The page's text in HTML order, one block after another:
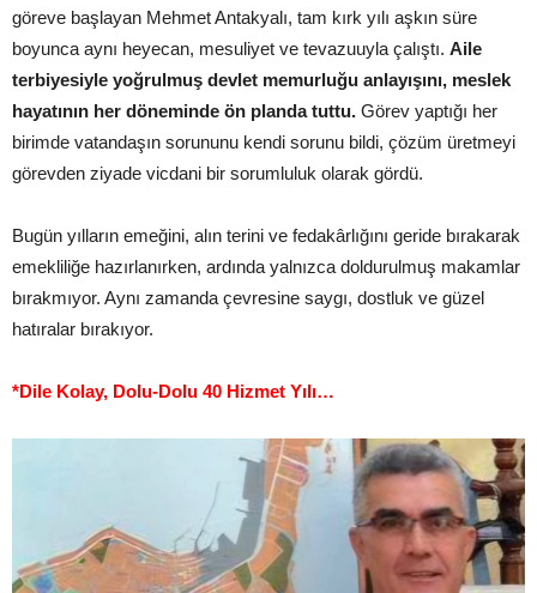
göreve başlayan Mehmet Antakyalı, tam kırk yılı aşkın süre
boyunca aynı heyecan, mesuliyet ve tevazuuyla çalıştı. Aile
terbiyesiyle yoğrulmuş devlet memurluğu anlayışını, meslek
hayatının her döneminde ön planda tuttu. Görev yaptığı her
birimde vatandaşın sorununu kendi sorunu bildi, çözüm üretmeyi
görevden ziyade vicdani bir sorumluluk olarak gördü.
Bugün yılların emeğini, alın terini ve fedakârlığını geride bırakarak
emekliliğe hazırlanırken, ardında yalnızca doldurulmuş makamlar
bırakmıyor. Aynı zamanda çevresine saygı, dostluk ve güzel
hatıralar bırakıyor.
*Dile Kolay, Dolu-Dolu 40 Hizmet Yılı…